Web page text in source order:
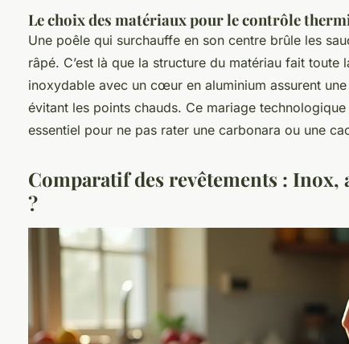
Le choix des matériaux pour le contrôle
Une poêle qui surchauffe en son centre brûle les
râpé. C’est là que la structure du matériau fait
inoxydable avec un cœur en aluminium assurent une
évitant les points chauds. Ce mariage
essentiel pour ne pas rater une carbonara ou une
Comparatif des revêtements :
?